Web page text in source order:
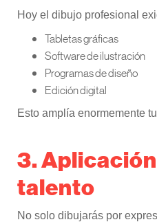
Hoy el dibujo profesional
Tabletas gráficas
Software de ilustración
Programas de diseño
Edición digital
Esto amplía enormemente
3.
talento
No solo dibujarás por